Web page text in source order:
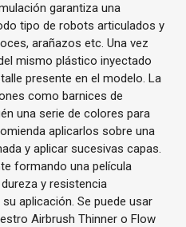
garantiza una
tipo de robots articulados y
arañazos etc. Una vez
mismo plástico inyectado
presente en el modelo. La
como barnices de
una serie de colores para
aplicarlos sobre una
y aplicar sucesivas capas.
formando una película
y resistencia
aplicación. Se puede usar
Airbrush Thinner o Flow